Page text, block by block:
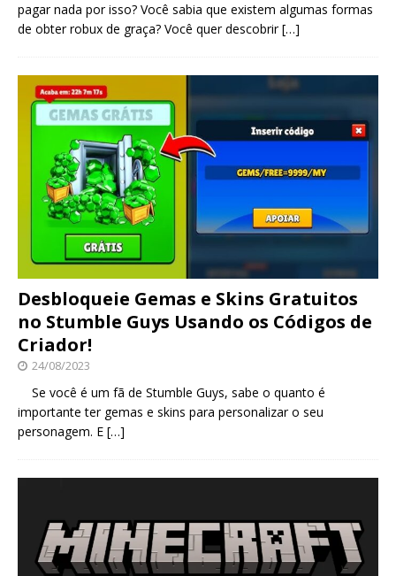
pagar nada por isso? Você sabia que existem algumas formas
de obter robux de graça? Você quer descobrir[…]
Desbloqueie Gemas e Skins Gratuitos
no Stumble Guys Usando os Códigos de
Criador!
24/08/2023
Se você é um fã de Stumble Guys, sabe o quanto é
importante ter gemas e skins para personalizar o seu
personagem. E […]